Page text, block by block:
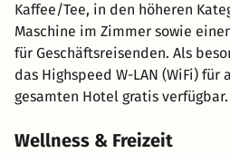
Kaffee/Tee, in den höheren
Maschine im Zimmer sowie
für Geschäftsreisenden. Als
das Highspeed W-LAN (WiFi)
gesamten Hotel gratis verfügbar.
Wellness & Freizeit